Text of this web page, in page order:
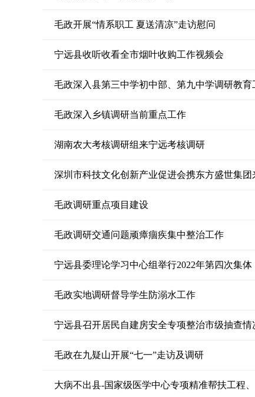
毛政开展“情系职工 夏送清凉”走访慰问
宁远县收听收看全市烟叶收购工作视频会
毛政深入县第三中学初中部、第九中学调研教育
毛政深入乡镇调研当前重点工作
湖南农大考核调研组来宁远考核调研
毛政调研重点项目建设
毛政调研交通问题顽瘴痼疾集中整治工作
宁远县委理论学习中心组举行2022年第四次集体
毛政实地调研督导学生防溺水工作
毛政在九疑山开展“七一”走访及调研
大病不出县-国家级医学中心专项精准帮扶工程